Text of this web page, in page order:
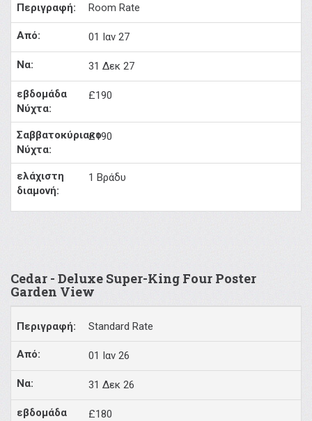
Room Rate
01 Ιαν 27
31 Δεκ 27
£190
£190
1 Βράδυ
Cedar - Deluxe Super-King Four Poster
Garden View
Standard Rate
01 Ιαν 26
31 Δεκ 26
£180